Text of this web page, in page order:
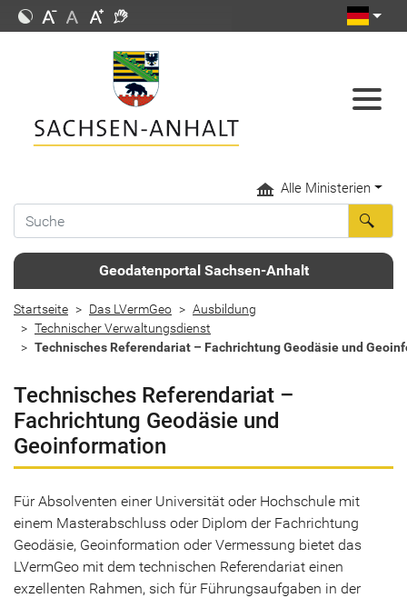
Alle Ministerien
Geodatenportal Sachsen-Anhalt
Startseite Das LVermGeo
Ausbildung
Technischer Verwaltungsdienst
Technisches Referendariat – Fachrichtung Geodäsie und
Technisches Referendariat –
Fachrichtung Geodäsie und
Geoinformation
Für Absolventen einer Universität oder Hochschule mit
einem Masterabschluss oder Diplom der Fachrichtung
Geodäsie, Geoinformation oder Vermessung bietet das
LVermGeo mit dem technischen Referendariat einen
exzellenten Rahmen, sich für Führungsaufgaben in der